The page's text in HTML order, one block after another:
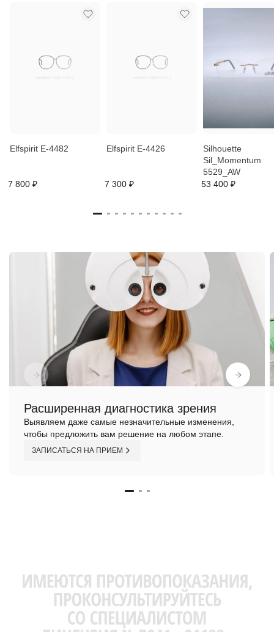
Elfspirit E-4482
7 800 ₽
Elfspirit E-4426
7 300 ₽
Silhouette
Sil_Momentum
5529_AW
53 400 ₽
Расширенная диагностика зрения
Выявляем даже самые незначительные изменения,
чтобы предложить вам решение на любом этапе.
ЗАПИСАТЬСЯ НА ПРИЕМ